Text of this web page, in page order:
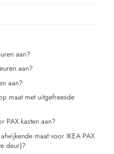
aan?
aan?
aan?
maat met uitgefreesde
PAX kasten aan?
maat voor IKEA PAX
deur)?